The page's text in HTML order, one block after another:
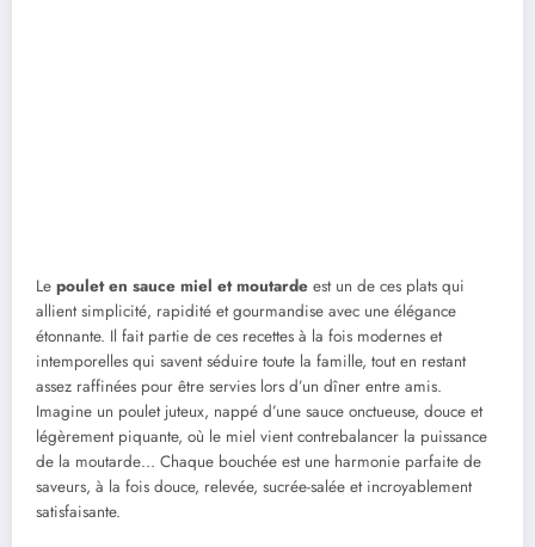
Le poulet en sauce miel et moutarde est un de ces plats qui
allient simplicité, rapidité et gourmandise avec une élégance
étonnante. Il fait partie de ces recettes à la fois modernes et
intemporelles qui savent séduire toute la famille, tout en restant
assez raffinées pour être servies lors d’un dîner entre amis.
Imagine un poulet juteux, nappé d’une sauce onctueuse, douce et
légèrement piquante, où le miel vient contrebalancer la puissance
de la moutarde… Chaque bouchée est une harmonie parfaite de
saveurs, à la fois douce, relevée, sucrée-salée et incroyablement
satisfaisante.